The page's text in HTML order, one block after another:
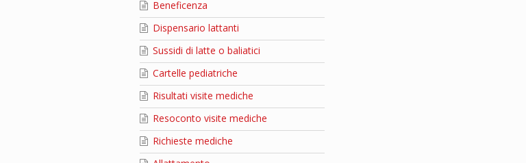
Beneficenza
Dispensario lattanti
Sussidi di latte o baliatici
Cartelle pediatriche
Risultati visite mediche
Resoconto visite mediche
Richieste mediche